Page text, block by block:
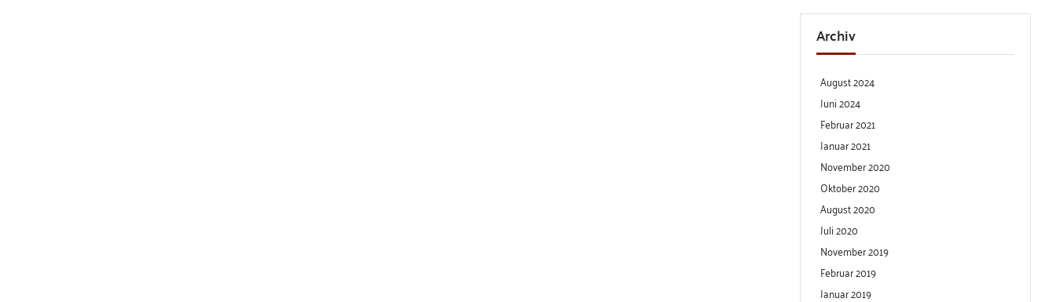
Archiv
August 2024
Juni 2024
Februar 2021
Januar 2021
November 2020
Oktober 2020
August 2020
Juli 2020
November 2019
Februar 2019
Januar 2019